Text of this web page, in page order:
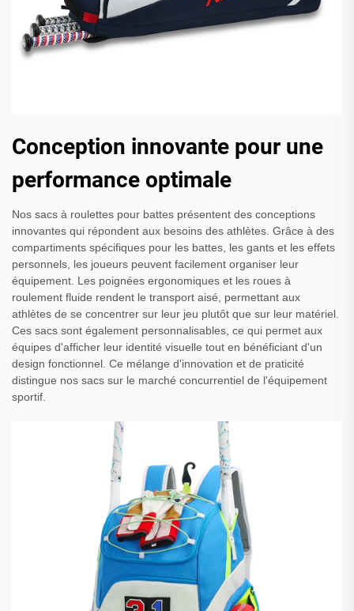
Conception innovante pour une
performance optimale
Nos sacs à roulettes pour battes présentent des conceptions
innovantes qui répondent aux besoins des athlètes. Grâce à des
compartiments spécifiques pour les battes, les gants et les effets
personnels, les joueurs peuvent facilement organiser leur
équipement. Les poignées ergonomiques et les roues à
roulement fluide rendent le transport aisé, permettant aux
athlètes de se concentrer sur leur jeu plutôt que sur leur matériel.
Ces sacs sont également personnalisables, ce qui permet aux
équipes d'afficher leur identité visuelle tout en bénéficiant d'un
design fonctionnel. Ce mélange d'innovation et de praticité
distingue nos sacs sur le marché concurrentiel de l'équipement
sportif.